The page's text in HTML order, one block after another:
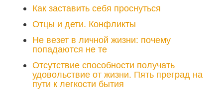
Как заставить себя проснуться
Отцы и дети. Конфликты
Не везет в личной жизни: почему
попадаются не те
Отсутствие способности получать
удовольствие от жизни. Пять преград на
пути к легкости бытия